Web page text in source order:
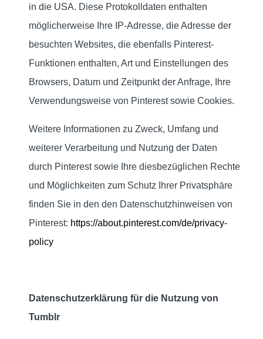
in die USA. Diese Protokolldaten enthalten
möglicherweise Ihre IP-Adresse, die Adresse der
besuchten Websites, die ebenfalls Pinterest-
Funktionen enthalten, Art und Einstellungen des
Browsers, Datum und Zeitpunkt der Anfrage, Ihre
Verwendungsweise von Pinterest sowie Cookies.
Weitere Informationen zu Zweck, Umfang und
weiterer Verarbeitung und Nutzung der Daten
durch Pinterest sowie Ihre diesbezüglichen Rechte
und Möglichkeiten zum Schutz Ihrer Privatsphäre
finden Sie in den den Datenschutzhinweisen von
Pinterest: https://about.pinterest.com/de/privacy-
policy
Datenschutzerklärung für die Nutzung von
Tumblr